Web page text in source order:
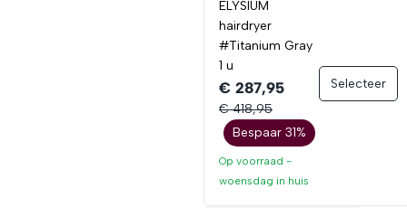
ELYSIUM
hairdryer
#Titanium Gray
1 u
€ 287,95
€ 418,95
Bespaar 31%
Op voorraad -
woensdag in huis
Selecteer